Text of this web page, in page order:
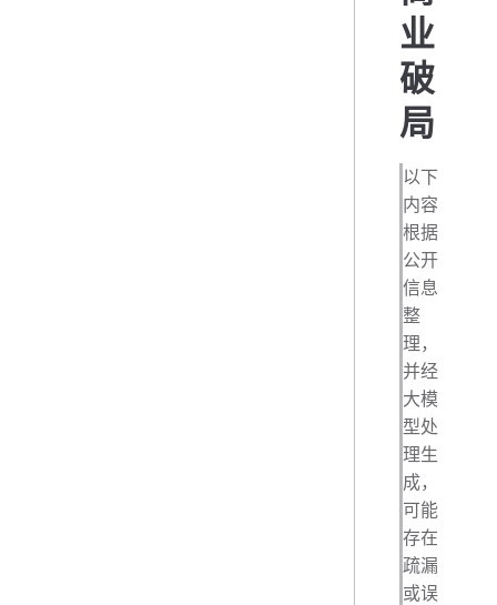
业
破
局
以下
内容
根据
公开
信息
整
理，
并经
大模
型处
理生
成，
可能
存在
疏漏
或误